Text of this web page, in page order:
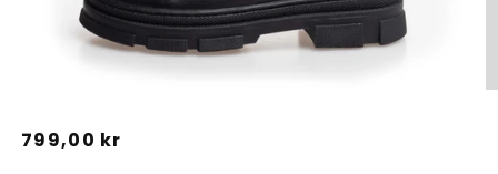
1
Normalpris
799,00 kr